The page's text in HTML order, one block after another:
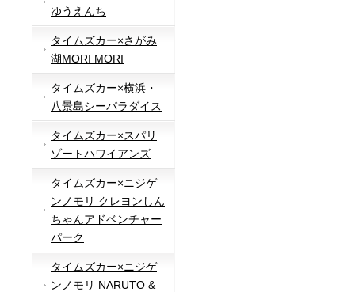
ゆうえんち
タイムズカー×さがみ
湖MORI MORI
タイムズカー×横浜・
八景島シーパラダイス
タイムズカー×スパリ
ゾートハワイアンズ
タイムズカー×ニジゲ
ンノモリ クレヨンしん
ちゃんアドベンチャー
パーク
タイムズカー×ニジゲ
ンノモリ NARUTO &